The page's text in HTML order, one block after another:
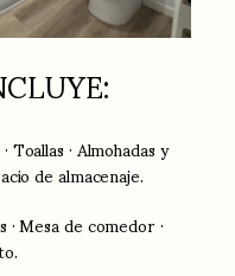
· Almohadas y
de almacenaje.
Mesa de comedor ·